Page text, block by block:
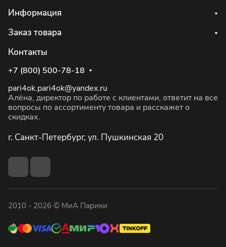
Информация
Заказ товара
Контакты
+7 (800) 500-78-18
pari4ok.pari4ok@yandex.ru
Алёна, директор по работе с клиентами, ответит на все
вопросы по ассортименту товара и расскажет о
скидках.
г. Санкт-Петербург, ул. Пушкинская 20
2010 - 2026 © МиА Парики